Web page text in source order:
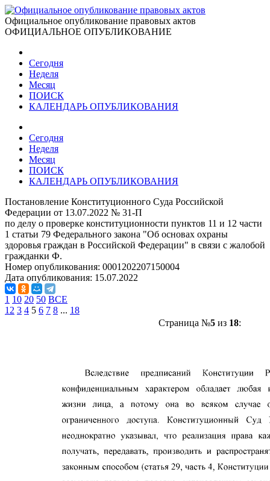
Официальное опубликование правовых актов
ОФИЦИАЛЬНОЕ ОПУБЛИКОВАНИЕ
Сегодня
Неделя
Месяц
ПОИСК
КАЛЕНДАРЬ ОПУБЛИКОВАНИЯ
Сегодня
Неделя
Месяц
ПОИСК
КАЛЕНДАРЬ ОПУБЛИКОВАНИЯ
Постановление Конституционного Суда Российской
Федерации от 13.07.2022 № 31-П
по делу о проверке конституционности пунктов 11 и 12 части
1 статьи 79 Федерального закона "Об основах охраны
здоровья граждан в Российской Федерации" в связи с жалобой
гражданки Ф.
Номер опубликования: 0001202207150004
Дата опубликования: 15.07.2022
1 10 20 50 ВСЕ
1 2 3 4 5 6 7 8 ... 18
Страница №5из 18: